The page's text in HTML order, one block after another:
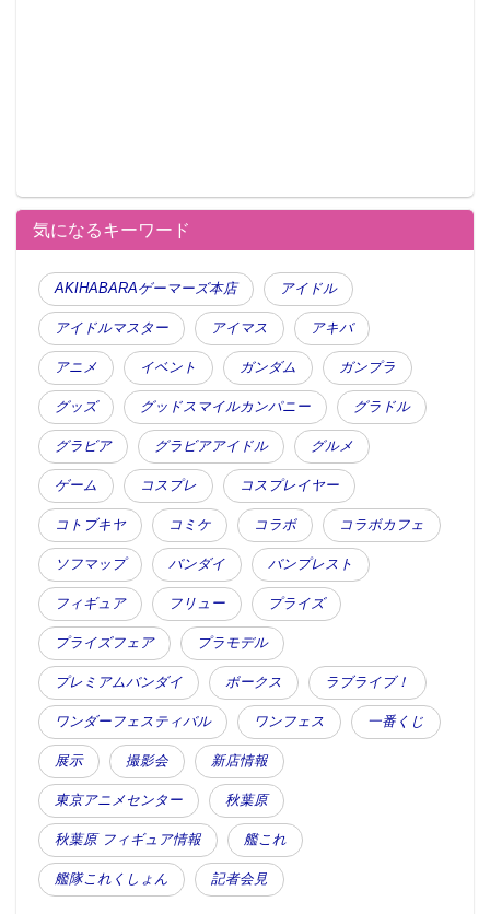
6位 Just Because！
7位 魔法使いの嫁
8位 恋と嘘
9位 けものフレンズ
10位 干物妹！うまるちゃんR
“キュンキュンしたアニメ部門”の第1位は印象的なセリ
フも話題になった『エロマンガ先生』。引きこもりの
妹がいかがわしいPNで兄の小説のイラストを描いてい
た…!?ドタバタコメディでありつつも、兄妹の微妙な
距離感や、妹・紗霧の仕草や発言の可愛さに思わずキ
ュンとくる。
※dアニメストア調べ（約4500人のdアニメストア会員から調査）
※アンケート集計は、2017年内にdアニメストアにて配信されていた作
品を対象
この記事が気に入ったらフォローしよう
気になるキーワード
AKIHABARAゲーマーズ本店 アイドル
アイドルマスター アイマス アキバ
アニメ イベント ガンダム ガンプラ
グッズ グッドスマイルカンパニー グラドル
グラビア グラビアアイドル グルメ
ゲーム コスプレ コスプレイヤー
コトブキヤ コミケ コラボ コラボカフェ
ソフマップ バンダイ バンプレスト
フィギュア フリュー プライズ
プライズフェア プラモデル
プレミアムバンダイ ボークス ラブライブ！
ワンダーフェスティバル ワンフェス 一番くじ
展示 撮影会 新店情報
東京アニメセンター 秋葉原
秋葉原 フィギュア情報 艦これ
艦隊これくしょん 記者会見